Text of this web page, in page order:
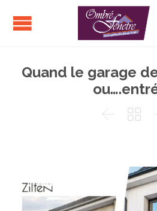
Quand le garage
 